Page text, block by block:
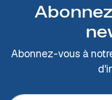
Abonnez-vous à